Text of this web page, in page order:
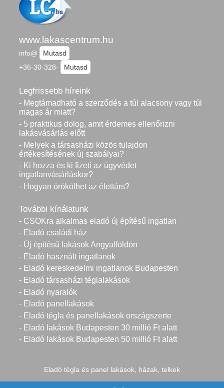
www.lakascentrum.hu
info@
Mutasd
+36-30-328-
Mutasd
Legfrissebb híreink
- Megtámadható a szerződés a túl alacsony vagy túl
magas ár miatt?
- 5 praktikus dolog, amit érdemes ellenőrizni
lakásvásárlás előtt
- Melyek a társasházi közös tulajdon
értékesítésének új szabályai?
- Ki hozza és ki fizeti az ügyvédet
ingatlanvásárláskor?
- Hogyan örökölhet az élettárs?
További kínálatunk
- CSOKra alkalmas eladó új építésű ingatlan
- Eladó családi ház
- Új építésű lakások Angyalföldön
- Eladó használt ingatlanok
- Eladó kereskedelmi ingatlanok Budapesten
- Eladó társasházi téglalakások
- Eladó nyaralók
- Eladó panellakások
- Eladó tégla és panellakások országszerte
- Eladó lakások Budapesten 30 millió Ft alatt
- Eladó lakások Budapesten 50 millió Ft alatt
Eladó tégla és panel lakások, házak, telkek